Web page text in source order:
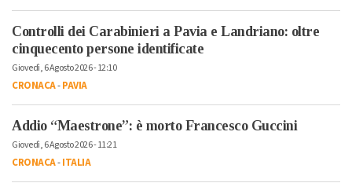
Controlli dei Carabinieri a Pavia e Landriano: oltre
cinquecento persone identificate
Giovedì, 6 Agosto 2026 - 12:10
CRONACA-PAVIA
Addio “Maestrone”: è morto Francesco Guccini
Giovedì, 6 Agosto 2026 - 11:21
CRONACA-ITALIA